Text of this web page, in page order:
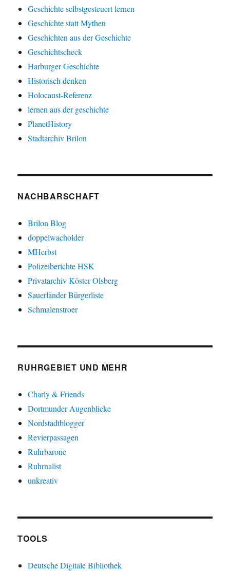
Geschichte selbstgesteuert lernen
Geschichte statt Mythen
Geschichten aus der Geschichte
Geschichtscheck
Harburger Geschichte
Historisch denken
Holocaust-Referenz
lernen aus der geschichte
PlanetHistory
Stadtarchiv Brilon
NACHBARSCHAFT
Brilon Blog
doppelwacholder
MHerbst
Polizeiberichte HSK
Privatarchiv Köster Olsberg
Sauerländer Bürgerliste
Schmalenstroer
RUHRGEBIET UND MEHR
Charly & Friends
Dortmunder Augenblicke
Nordstadtblogger
Revierpassagen
Ruhrbarone
Ruhrnalist
unkreativ
TOOLS
Deutsche Digitale Bibliothek